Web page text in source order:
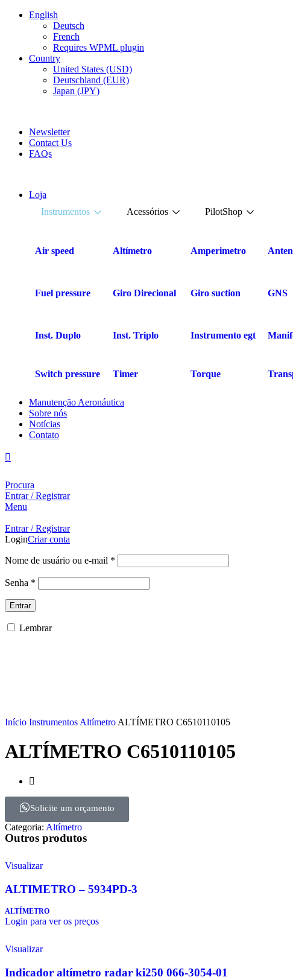
English
Deutsch
French
Requires WPML plugin
Country
United States (USD)
Deutschland (EUR)
Japan (JPY)
Newsletter
Contact Us
FAQs
Loja
Instrumentos
Acessórios PilotShop
Air speed Altímetro Amperimetro
Fuel pressure Giro Direcional Giro suction GNS
Inst. Duplo Inst. Triplo Instrumento egt
Switch pressure Timer Torque
Manutenção Aeronáutica
Sobre nós
Notícias
Contato
Procura
Entrar / Registrar
Menu
Entrar / Registrar
LoginCriar conta
Nome de usuário ou e-mail *
Senha *
Entrar
Lembrar
Início Instrumentos Altímetro ALTÍMETRO C6510110105
ALTÍMETRO C6510110105
Solicite um orçamento
Categoria: Altímetro
Outros produtos
Visualizar
ALTIMETRO – 5934PD-3
ALTÍMETRO
Login para ver os preços
Visualizar
Indicador altímetro radar ki250 066-3054-01